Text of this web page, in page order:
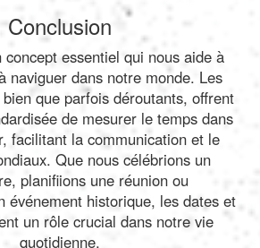
Conclusion
essentiel qui nous aide à
naviguer dans notre monde. Les
que parfois déroutants, offrent
de mesurer le temps dans
facilitant la communication et le
Que nous célébrions un
planifiions une réunion ou
événement historique, les dates et
un rôle crucial dans notre vie
quotidienne.